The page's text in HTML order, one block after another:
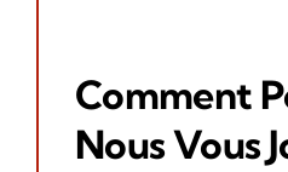
Comment
Nous Vous